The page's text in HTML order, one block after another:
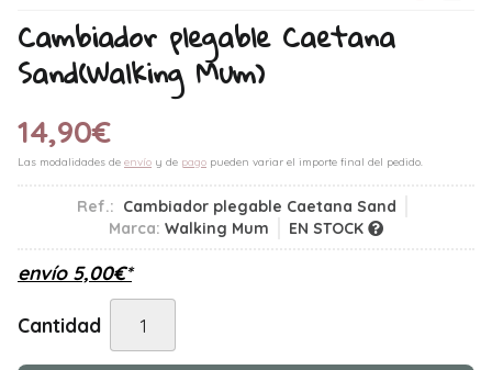
Cambiador plegable Caetana
Sand(Walking Mum)
14,90€
Las modalidades de envío y de pago pueden variar el importe final del pedido.
Ref.: Cambiador plegable Caetana Sand
Marca: Walking Mum EN STOCK
envío 5,00€*
Cantidad